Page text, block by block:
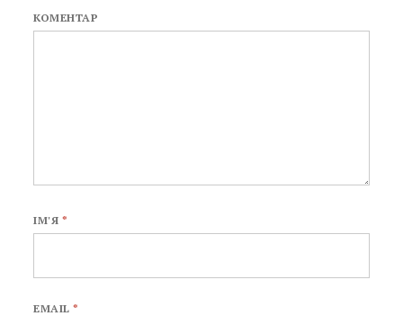
КОМЕНТАР
ІМ'Я *
EMAIL*